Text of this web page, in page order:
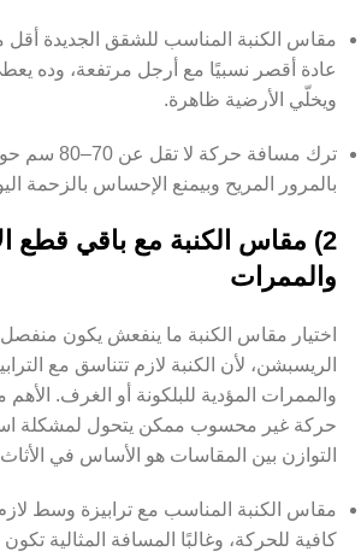
عادة أقصر نسبيًا مع أرجل مرتفعة، وده
ويخلّي الأرضية ظاهرة.
ترك مسافة
بالمرور المريح وبيمنع الإحساس بالزحمة
2) مقاس الكنبة مع باقي قطع
والممرات
اختيار مقاس الكنبة ما ينفعش يكون
الريسبشن، لأن الكنبة لازم تتناسق مع
والممرات المؤدية للبلكونة أو الغرف.
حركة غير محسوب ممكن يتحول لمشكلة
التوازن بين المقاسات هو الأساس في
مقاس الكنبة المناسب مع ترابيزة وسط